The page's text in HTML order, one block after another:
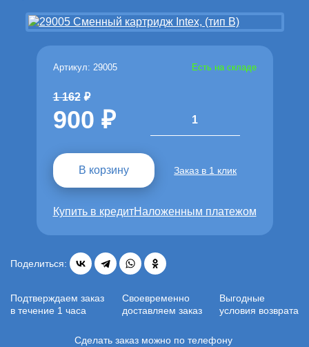
Артикул: 29005 Есть на складе
1 162
900 1
В корзину Заказ в 1 клик
Купить в кредитНаложенным платежом
Поделиться:
Подтверждаем заказ
в течение 1 часа
Своевременно
доставляем заказ
Выгодные
условия возврата
Сделать заказ можно по телефону